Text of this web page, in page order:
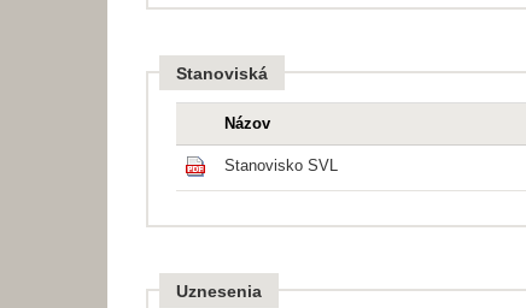
Stanoviská
Názov
Stanovisko SVL
Uznesenia